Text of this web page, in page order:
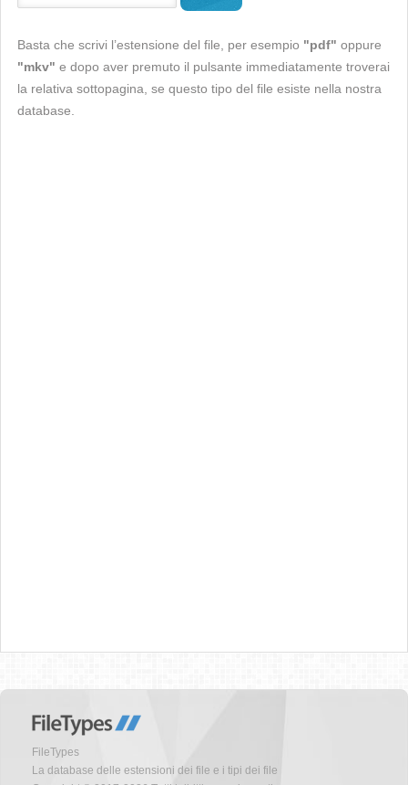
Basta che scrivi l’estensione del file, per esempio "pdf" oppure
"mkv" e dopo aver premuto il pulsante immediatamente troverai
la relativa sottopagina, se questo tipo del file esiste nella nostra
database.
FileTypes
La database delle estensioni dei file e i tipi dei file